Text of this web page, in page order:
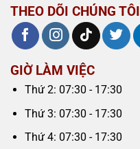
THEO DÕI CHÚNG TÔI
GIỜ LÀM VIỆC
Thứ 2: 07:30 - 17:30
Thứ 3: 07:30 - 17:30
Thứ 4: 07:30 - 17:30